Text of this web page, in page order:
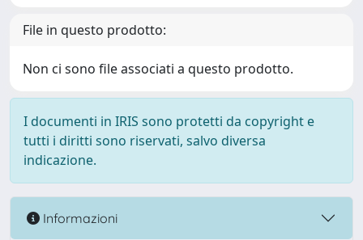
File in questo prodotto:
Non ci sono file associati a questo prodotto.
I documenti in IRIS sono protetti da copyright e
tutti i diritti sono riservati, salvo diversa
indicazione.
Informazioni